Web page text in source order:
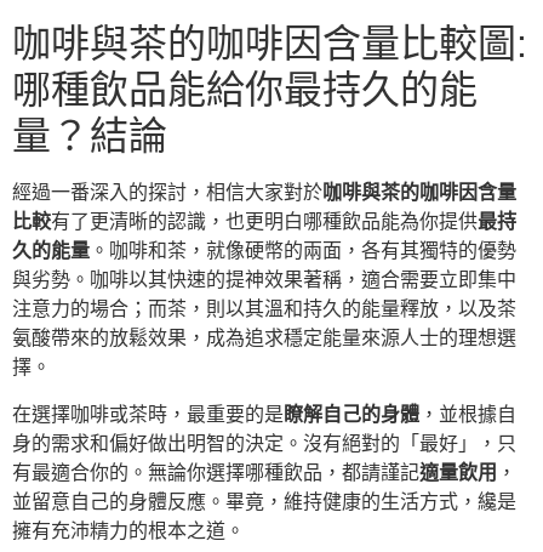
咖啡與茶的咖啡因含量比較圖:
哪種飲品能給你最持久的能
量？結論
經過一番深入的探討，相信大家對於咖啡與茶的咖啡因含量
比較有了更清晰的認識，也更明白哪種飲品能為你提供最持
久的能量 。咖啡和茶，就像硬幣的兩面，各有其獨特的優勢
與劣勢。咖啡以其快速的提神效果著稱，適合需要立即集中
注意力的場合；而茶，則以其溫和持久的能量釋放，以及茶
氨酸帶來的放鬆效果，成為追求穩定能量來源人士的理想選
擇。
在選擇咖啡或茶時，最重要的是 瞭解自己的身體 ，並根據自
身的需求和偏好做出明智的決定。沒有絕對的「最好」，只
有最適合你的。無論你選擇哪種飲品，都請謹記適量飲用 ，
並留意自己的身體反應。畢竟，維持健康的生活方式，纔是
擁有充沛精力的根本之道。